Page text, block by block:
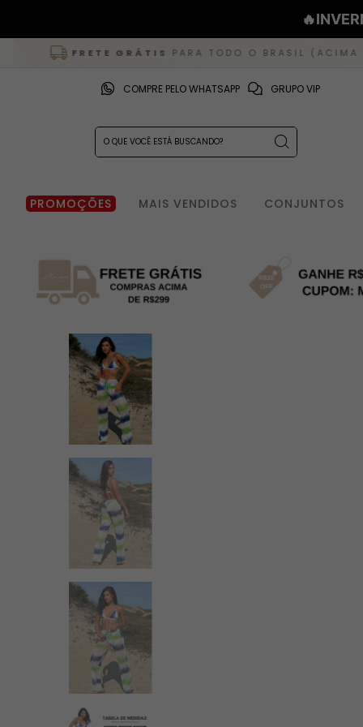
FRETE GRÁTIS PARA TODO O BRASIL (ACIMA DE
COMPRE PELO WHATSAPP GRUPO VIP
PROMOÇÕES MAIS VENDIDOS CONJUNTOS